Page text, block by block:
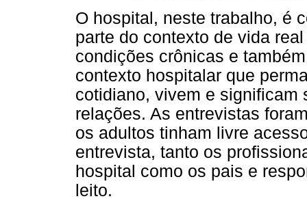
O hospital, neste trabalho, é
parte do contexto de vida
condições crônicas e
contexto hospitalar que
cotidiano, vivem e significam
relações. As entrevistas
os adultos tinham livre
entrevista, tanto os
hospital como os pais e
leito.